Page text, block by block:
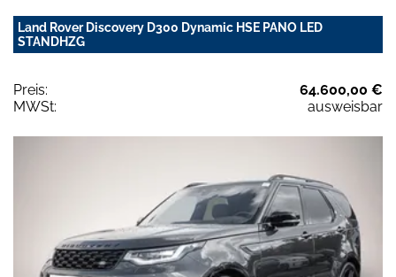
Land Rover Discovery D300 Dynamic HSE PANO LED
STANDHZG
Preis:
64.600,00 €
MWSt:
ausweisbar